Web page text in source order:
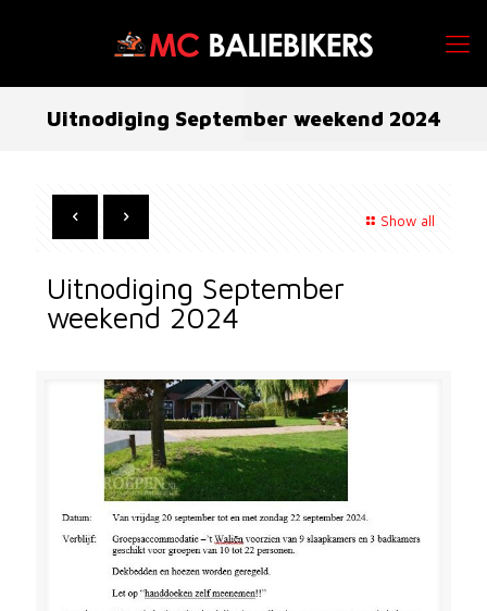
Uitnodiging September weekend 2024
Show all
Uitnodiging September
weekend 2024